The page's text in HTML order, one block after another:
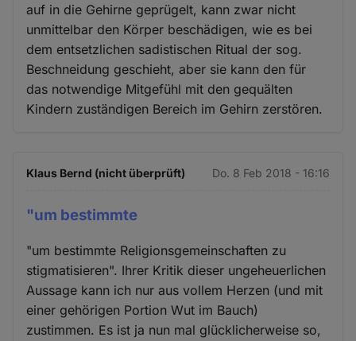
auf in die Gehirne geprügelt, kann zwar nicht
unmittelbar den Körper beschädigen, wie es bei
dem entsetzlichen sadistischen Ritual der sog.
Beschneidung geschieht, aber sie kann den für
das notwendige Mitgefühl mit den gequälten
Kindern zuständigen Bereich im Gehirn zerstören.
Klaus Bernd (nicht überprüft) Do. 8 Feb 2018 - 16:16
"um bestimmte
"um bestimmte Religionsgemeinschaften zu
stigmatisieren". Ihrer Kritik dieser ungeheuerlichen
Aussage kann ich nur aus vollem Herzen (und mit
einer gehörigen Portion Wut im Bauch)
zustimmen. Es ist ja nun mal glücklicherweise so,